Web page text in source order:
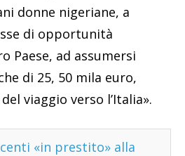
donne nigeriane, a
di opportunità
Paese, ad assumersi
di 25, 50 mila euro,
viaggio verso l’Italia».
«in prestito» alla